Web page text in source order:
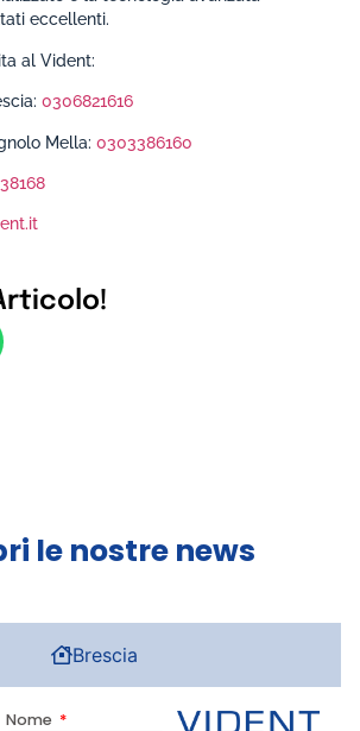
eccellenti.
al Vident:
0306821616
Mella:0303386160
le nostre news
Brescia
Nome